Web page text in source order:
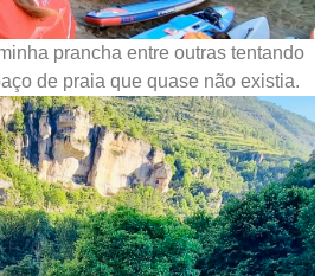
prancha entre outras tentando
de praia que quase não existia.